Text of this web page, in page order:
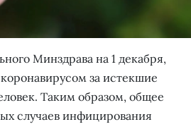
Минздрава на 1 декабря,
за истекшие
Таким образом, общее
случаев инфицирования